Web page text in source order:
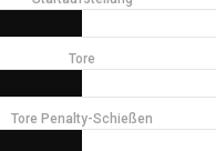
Tore
Tore Penalty-Schießen